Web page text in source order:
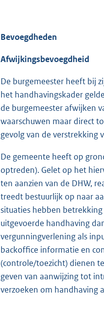
Bevoegdheden
Afwijkingsbevoegdheid
De burgemeester heeft bij
het handhavingskader
de burgemeester afwijken
waarschuwen maar direct
gevolg van de verstrekking
De gemeente heeft op
optreden). Gelet op het
ten aanzien van de DHW,
treedt bestuurlijk op naar
situaties hebben
uitgevoerde handhaving
vergunningverlening als
backoffice informatie en
(controle/toezicht) dienen
geven van aanwijzing tot
verzoeken om handhaving